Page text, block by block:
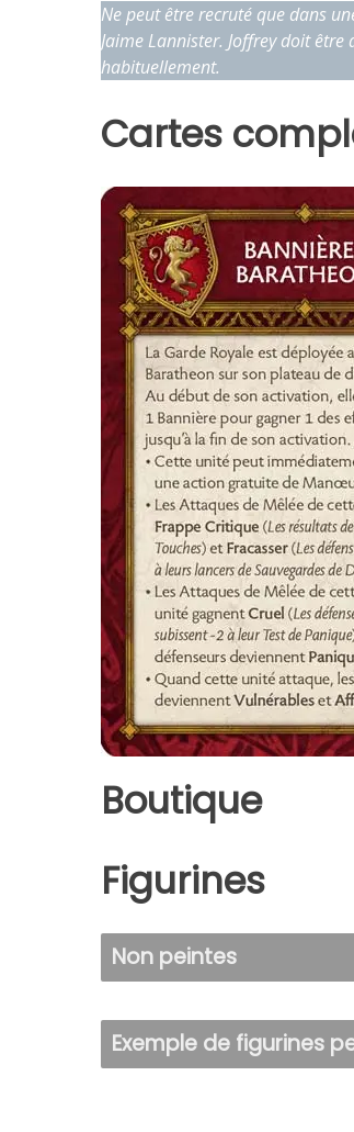
Ne peut être recruté que dans
Jaime Lannister. Joffrey doit
habituellement.
Cartes
Boutique
Figurines
Non peintes
Exemple de figurines